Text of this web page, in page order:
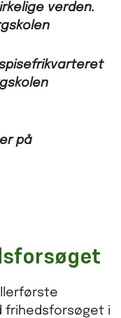
verden.
på
frihedsforsøget i